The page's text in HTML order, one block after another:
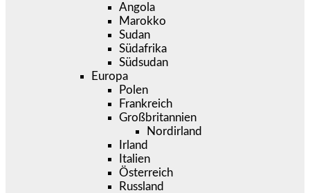
Angola
Marokko
Sudan
Südafrika
Südsudan
Europa
Polen
Frankreich
Großbritannien
Nordirland
Irland
Italien
Österreich
Russland